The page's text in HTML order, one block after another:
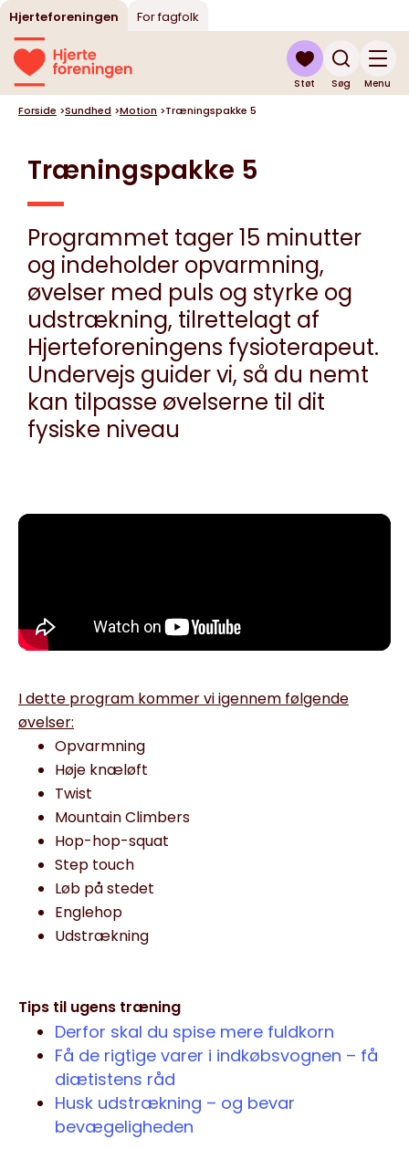
Hjerteforeningen For fagfolk
Søg
Støt Menu
Forside >Sundhed >Motion >Træningspakke 5
Træningspakke 5
Programmet tager 15 minutter
og indeholder opvarmning,
øvelser med puls og styrke og
udstrækning, tilrettelagt af
Hjerteforeningens fysioterapeut.
Undervejs guider vi, så du nemt
kan tilpasse øvelserne til dit
fysiske niveau
I dette program kommer vi igennem følgende
øvelser:
Opvarmning
Høje knæløft
Twist
Mountain Climbers
Hop-hop-squat
Step touch
Løb på stedet
Englehop
Udstrækning
Tips til ugens træning
Derfor skal du spise mere fuldkorn
Få de rigtige varer i indkøbsvognen – få
diætistens råd
Husk udstrækning – og bevar
bevægeligheden